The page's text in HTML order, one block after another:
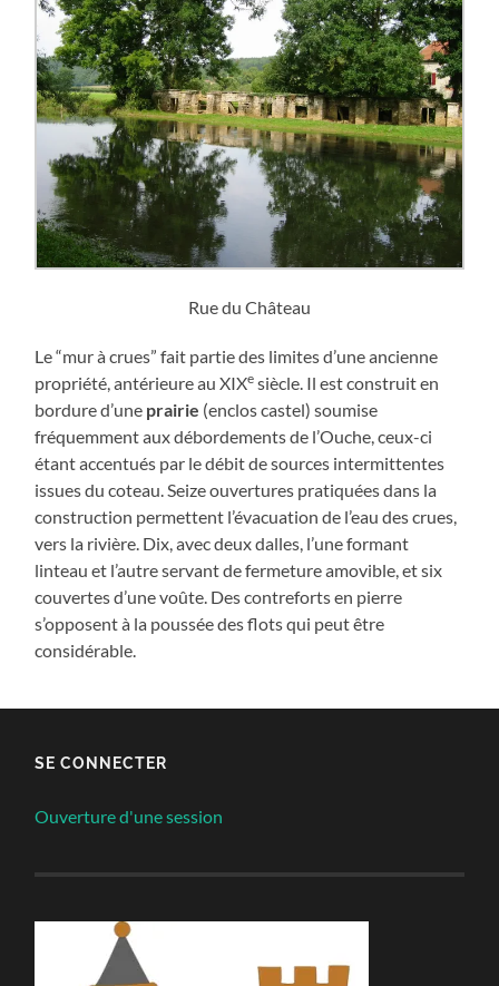
Rue du Château
Le “mur à crues” fait partie des limites d’une ancienne
propriété, antérieure au XIXe siècle. Il est construit en
bordure d’une prairie (enclos castel) soumise
fréquemment aux débordements de l’Ouche, ceux-ci
étant accentués par le débit de sources intermittentes
issues du coteau. Seize ouvertures pratiquées dans la
construction permettent l’évacuation de l’eau des crues,
vers la rivière. Dix, avec deux dalles, l’une formant
linteau et l’autre servant de fermeture amovible, et six
couvertes d’une voûte. Des contreforts en pierre
s’opposent à la poussée des flots qui peut être
considérable.
SE CONNECTER
Ouverture d'une session